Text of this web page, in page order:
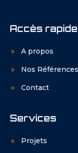
Accès rapide
A propos
Nos Références
Contact
Services
Projets